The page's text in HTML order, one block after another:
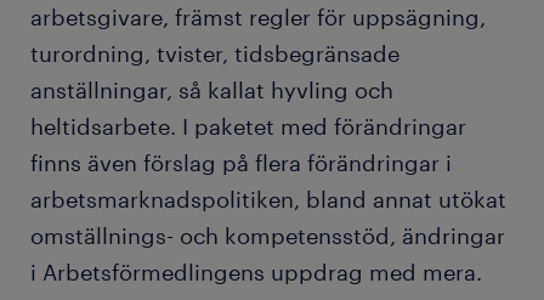
arbetsgivare, främst regler för uppsägning,
turordning, tvister, tidsbegränsade
anställningar, så kallat hyvling och
heltidsarbete. I paketet med förändringar
finns även förslag på flera förändringar i
arbetsmarknadspolitiken, bland annat utökat
omställnings- och kompetensstöd, ändringar
i Arbetsförmedlingens uppdrag med mera.